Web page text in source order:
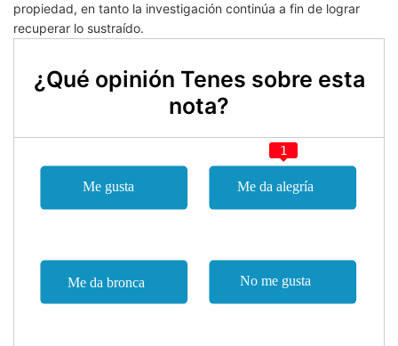
propiedad, en tanto la investigación continúa a fin de lograr
recuperar lo sustraído.
¿Qué opinión Tenes sobre esta
nota?
1